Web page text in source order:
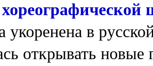
в
открывать новые